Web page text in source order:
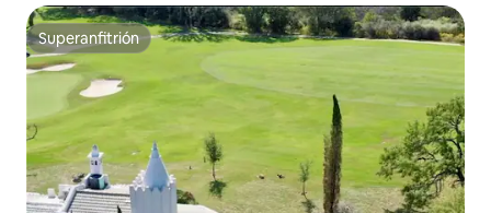
Superanfitrión
Superanfitrión